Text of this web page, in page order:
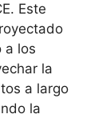
Este
a los
la
a largo
la